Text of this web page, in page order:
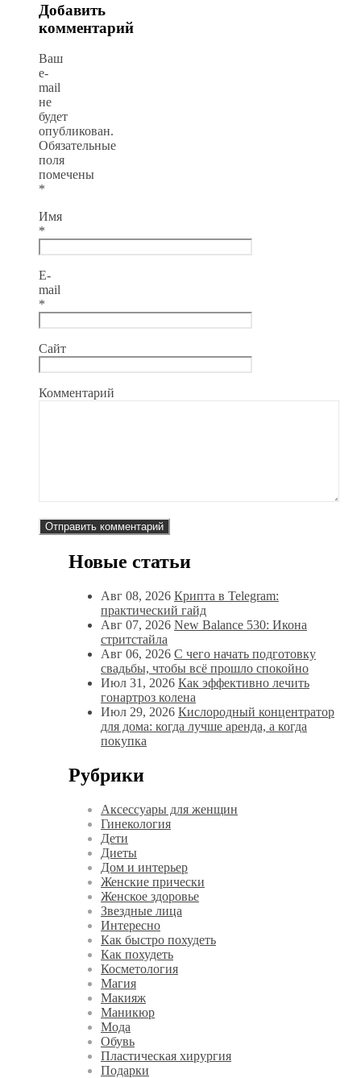
Добавить
комментарий
Ваш
e-
mail
не
будет
опубликован.
Обязательные
поля
помечены
*
Имя
*
E-
mail
*
Сайт
Комментарий
Новые статьи
Авг 08, 2026 Крипта в Telegram:
практический гайд
Авг 07, 2026 New Balance 530: Икона
стритстайла
Авг 06, 2026 С чего начать подготовку
свадьбы, чтобы всё прошло спокойно
Июл 31, 2026 Как эффективно лечить
гонартроз колена
Июл 29, 2026 Кислородный концентратор
для дома: когда лучше аренда, а когда
покупка
Рубрики
Аксессуары для женщин
Гинекология
Дети
Диеты
Дом и интерьер
Женские прически
Женское здоровье
Звездные лица
Интересно
Как быстро похудеть
Как похудеть
Косметология
Магия
Макияж
Маникюр
Мода
Обувь
Пластическая хирургия
Подарки